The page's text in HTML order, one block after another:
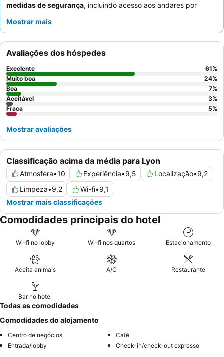
medidas de segurança, incluindo acesso aos andares por
hóspedes. Os hóspedes elogiam consistentemente a
manhã
pelas suas escolhas extensas e variadas. Para aqueles
que viajam de carro, o hotel oferece convenientes
estacionamento
Mostrar mais
Classificação acima da média para Lyon
Atmosfera•10 Experiência•9,5 Localização•9,2
Limpeza•9,2 Wi-fi•9,1
Mostrar mais classificações
Avaliações dos hóspedes
Excelente 61%
Muito boa
24%
Boa
7%
Aceitável
3%
Fraca
5%
Mostrar avaliações
Comodidades principais do hotel
Wi-fi no lobby Wi-fi nos quartos Estacionamento
Aceita animais A/C Restaurante
Bar no hotel
Todas as comodidades
Comodidades do alojamento
Centro de negócios
Café
Entrada/lobby
Check-in/check-out expresso